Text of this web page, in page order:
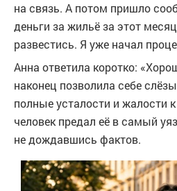
на связь. А потом пришло
деньги за жильё за этот
развестись. Я уже начал
Анна ответила коротко:
наконец позволила себе
полные усталости и жалости
человек предал её в самый
не дождавшись фактов.